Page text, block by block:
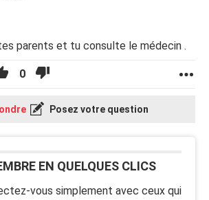
parents et tu consulte le médecin .
0
Posez votre question
EN QUELQUES CLICS
vous simplement avec ceux qui